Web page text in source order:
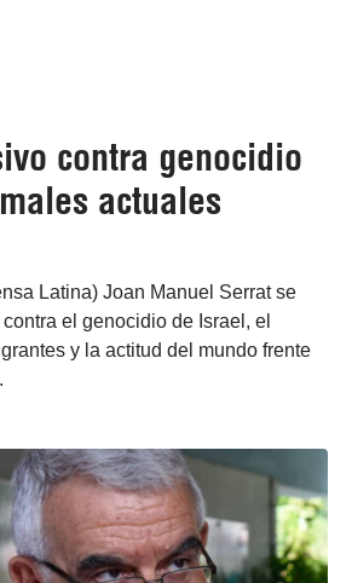
contra genocidio
actuales
Latina) Joan Manuel Serrat se
el genocidio de Israel, el
y la actitud del mundo frente